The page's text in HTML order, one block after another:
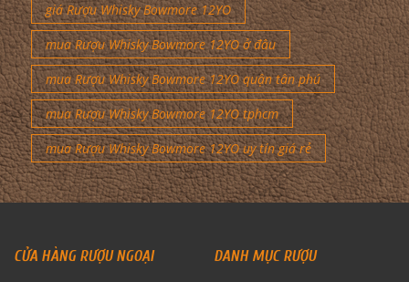
giá Rượu Whisky Bowmore 12YO
mua Rượu Whisky Bowmore 12YO ở đâu
mua Rượu Whisky Bowmore 12YO quận tân phú
mua Rượu Whisky Bowmore 12YO tphcm
mua Rượu Whisky Bowmore 12YO uy tín giá rẻ